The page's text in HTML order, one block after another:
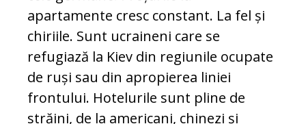
apartamente cresc constant. La fel și
chiriile. Sunt ucraineni care se
refugiază la Kiev din regiunile ocupate
de ruși sau din apropierea liniei
frontului. Hotelurile sunt pline de
străini, de la americani, chinezi și